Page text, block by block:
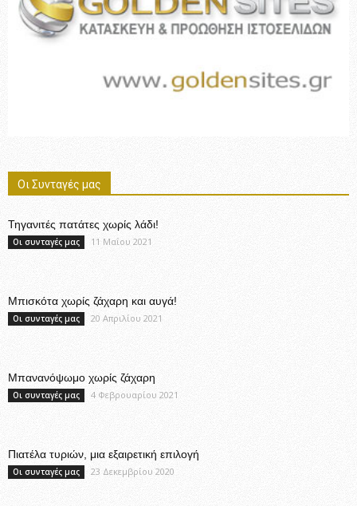
Οι Συνταγές μας
Τηγανιτές πατάτες χωρίς λάδι!
Οι συνταγές μας 11 Μαΐου 2021
Μπισκότα χωρίς ζάχαρη και αυγά!
Οι συνταγές μας 20 Απριλίου 2021
Μπανανόψωμο χωρίς ζάχαρη
Οι συνταγές μας 4 Φεβρουαρίου 2021
Πιατέλα τυριών, μια εξαιρετική επιλογή
Οι συνταγές μας 23 Δεκεμβρίου 2020